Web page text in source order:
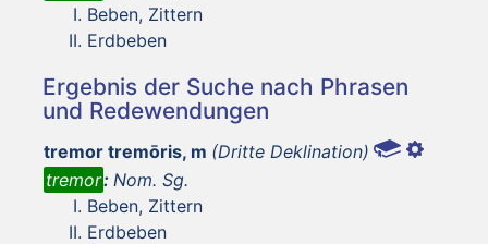
Beben, Zittern
Erdbeben
Ergebnis der Suche nach Phrasen
und Redewendungen
tremor tremōris, m (Dritte Deklination)
tremor: Nom. Sg.
Beben, Zittern
Erdbeben